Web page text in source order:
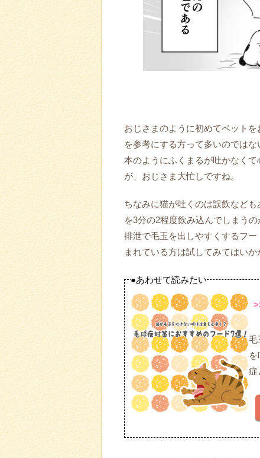
おじさまのように初めてペット
を参考にする方って多いのでは
本のようにふくまるが吐かなく
が、おじさま大忙しですね。
ちなみに猫が吐くのは誤飲など
を3分の2程度飲み込んでしまう
排泄で毛玉を出しやすくするフ
まれている方は試してみてはい
●あわせて読みたい
毛
症